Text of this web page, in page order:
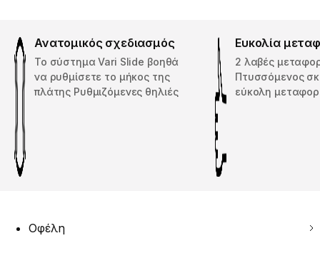
Ανατομικός σχεδιασμός
Το σύστημα Vari Slide βοηθά
να ρυθμίσετε το μήκος της
πλάτης Ρυθμιζόμενες θηλιές
Ευκολία
2 λαβές
Πτυσσόμενος
εύκολη
Οφέλη